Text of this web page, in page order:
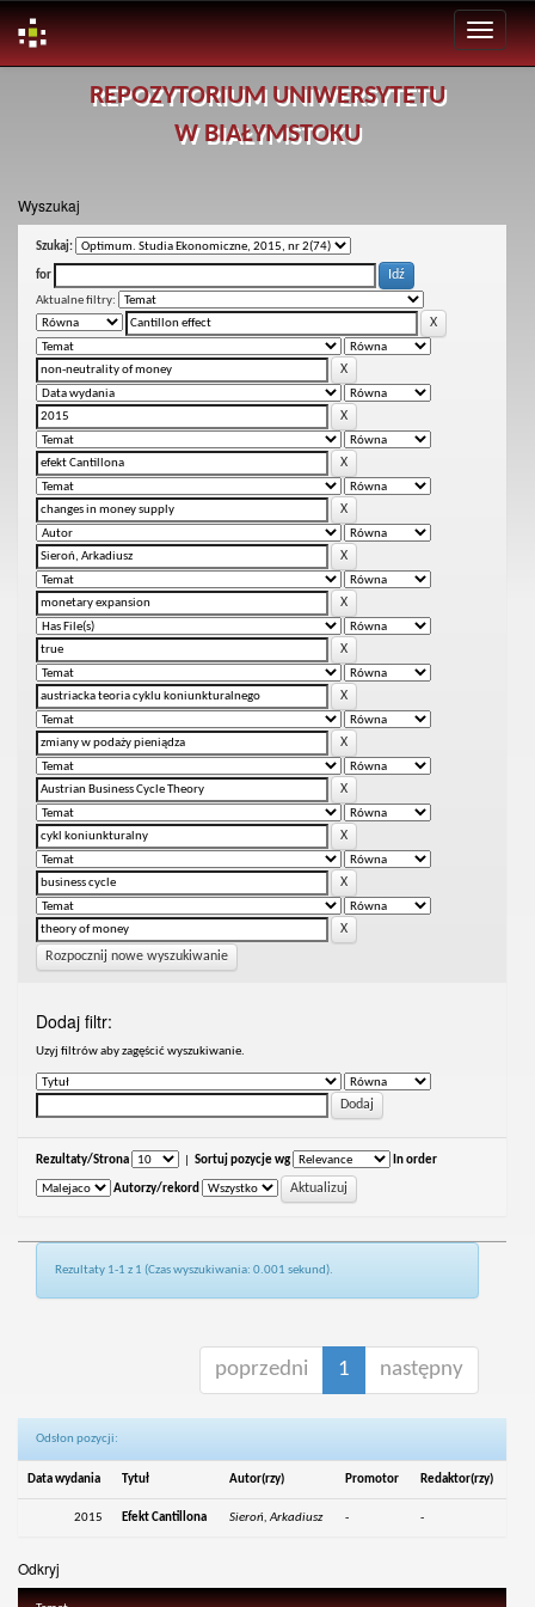
REPOZYTORIUM UNIWERSYTETU
W BIAŁYMSTOKU
Wyszukaj
Szukaj:
for
Aktualne filtry:
Rozpocznij nowe wyszukiwanie
Dodaj filtr:
Uzyj filtrów aby zagęścić wyszukiwanie.
Rezultaty/Strona Sortuj pozycje wg In order
Autorzy/rekord
Rezultaty 1-1 z 1 (Czas wyszukiwania: 0.001 sekund).
poprzedni 1 następny
Odsłon pozycji:
Data wydania Tytuł Autor(rzy) Promotor Redaktor(rzy)
2015 Efekt Cantillona Sieroń, Arkadiusz - -
Odkryj